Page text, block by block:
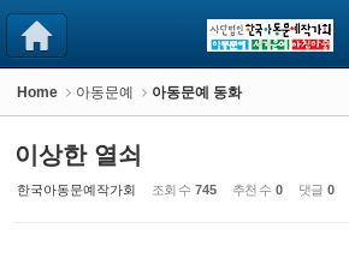
Home 아동문예 아동문예 동화
이상한 열쇠
한국아동문예작가회 조회 수 745 추천 수 0 댓글 0